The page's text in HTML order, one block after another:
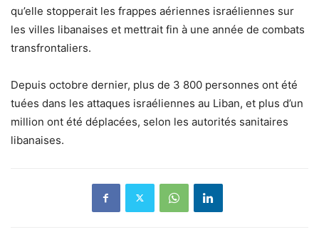
qu’elle stopperait les frappes aériennes israéliennes sur
les villes libanaises et mettrait fin à une année de combats
transfrontaliers.
Depuis octobre dernier, plus de 3 800 personnes ont été
tuées dans les attaques israéliennes au Liban, et plus d’un
million ont été déplacées, selon les autorités sanitaires
libanaises.